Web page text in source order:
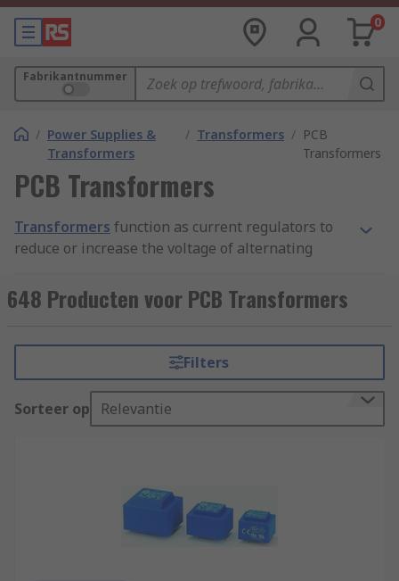
0
Fabrikantnummer
/ Power Supplies &
Transformers
/ Transformers / PCB
Transformers
PCB Transformers
Transformers function as current regulators to
reduce or increase the voltage of alternating
circuit board) transformers are designed to work
with printed circuit boards, which offer a compact
The PCB transformer sits above the surface of
the board, where it controls the voltage or
PCB transformers are used mainly in
manufacturing processes where current
648 Producten voor PCB Transformers
Filters
Sorteer op Relevantie